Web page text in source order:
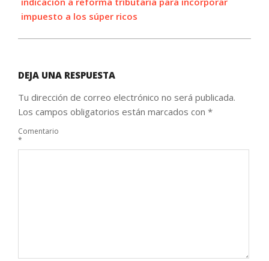
impuesto a los súper ricos
DEJA UNA RESPUESTA
Tu dirección de correo electrónico no será publicada.
Los campos obligatorios están marcados con *
Comentario
*